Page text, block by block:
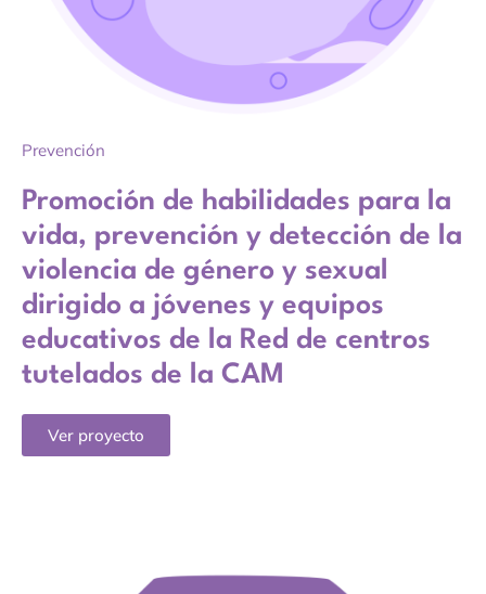
Prevención
Promoción de habilidades para la
vida, prevención y detección de la
violencia de género y sexual
dirigido a jóvenes y equipos
educativos de la Red de centros
tutelados de la CAM
Ver proyecto